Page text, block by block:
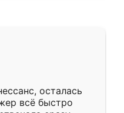
осталась
всё быстро